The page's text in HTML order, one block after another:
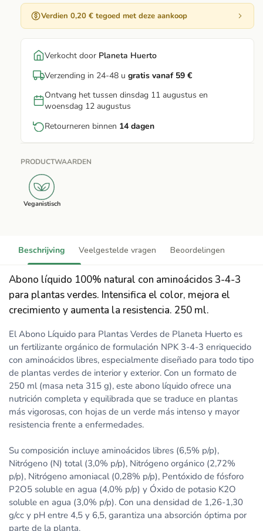
Verdien 0,20 € tegoed met deze aankoop
Verkocht door Planeta Huerto
Verzending in 24-48 u gratis vanaf 59 €
Ontvang het tussen dinsdag 11 augustus en
woensdag 12 augustus
Retourneren binnen 14 dagen
PRODUCTWAARDEN
Veganistisch
Beschrijving Veelgestelde vragen Beoordelingen
Abono líquido 100% natural con aminoácidos 3-4-3
para plantas verdes. Intensifica el color, mejora el
crecimiento y aumenta la resistencia. 250 ml.
El Abono Líquido para Plantas Verdes de Planeta Huerto es
un fertilizante orgánico de formulación NPK 3-4-3 enriquecido
con aminoácidos libres, especialmente diseñado para todo tipo
de plantas verdes de interior y exterior. Con un formato de
250 ml (masa neta 315 g), este abono líquido ofrece una
nutrición completa y equilibrada que se traduce en plantas
más vigorosas, con hojas de un verde más intenso y mayor
resistencia frente a enfermedades.
Su composición incluye aminoácidos libres (6,5% p/p),
Nitrógeno (N) total (3,0% p/p), Nitrógeno orgánico (2,72%
p/p), Nitrógeno amoniacal (0,28% p/p), Pentóxido de fósforo
P2O5 soluble en agua (4,0% p/p) y Óxido de potasio K2O
soluble en agua (3,0% p/p). Con una densidad de 1,26-1,30
g/cc y pH entre 4,5 y 6,5, garantiza una absorción óptima por
parte de la planta.